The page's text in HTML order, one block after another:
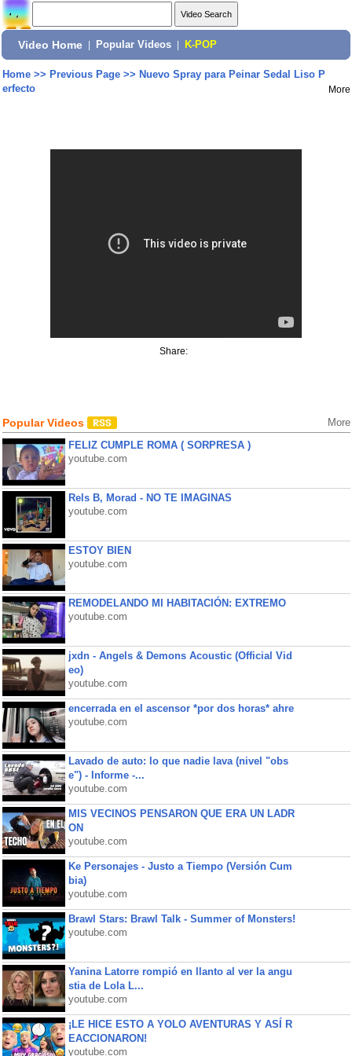
Video Home Popular Videos K-POP
Home>> Previous Page>> Nuevo Spray para Peinar Sedal Liso P
erfecto
More
Share:
Popular Videos More
FELIZ CUMPLE ROMA ( SORPRESA )
youtube.com
Rels B, Morad - NO TE IMAGINAS
youtube.com
ESTOY BIEN
youtube.com
REMODELANDO MI HABITACIÓN: EXTREMO
youtube.com
jxdn - Angels & Demons Acoustic (Official Vid
eo)
youtube.com
encerrada en el ascensor *por dos horas* ahre
youtube.com
Lavado de auto: lo que nadie lava (nivel "obs
e") - Informe -...
youtube.com
MIS VECINOS PENSARON QUE ERA UN LADR
ON
youtube.com
Ke Personajes - Justo a Tiempo (Versión Cum
bia)
youtube.com
Brawl Stars: Brawl Talk - Summer of Monsters!
youtube.com
Yanina Latorre rompió en llanto al ver la angu
stia de Lola L...
youtube.com
¡LE HICE ESTO A YOLO AVENTURAS Y ASÍ R
EACCIONARON!
youtube.com